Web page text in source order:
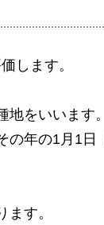
します。
をいいます。
年の1月1
す。